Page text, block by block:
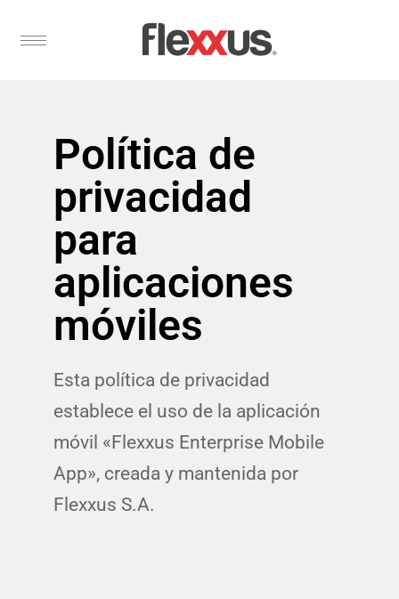
Política de
privacidad
para
aplicaciones
móviles
Esta política de privacidad
establece el uso de la aplicación
móvil «Flexxus Enterprise Mobile
App», creada y mantenida por
Flexxus S.A.